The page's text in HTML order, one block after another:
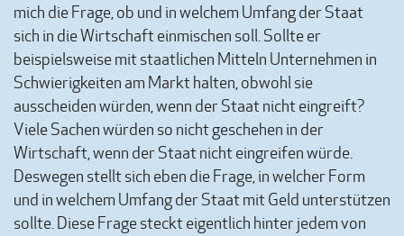
mich die Frage, ob und in welchem Umfang der Staat
sich in die Wirtschaft einmischen soll. Sollte er
beispielsweise mit staatlichen Mitteln Unternehmen in
Schwierigkeiten am Markt halten, obwohl sie
ausscheiden würden, wenn der Staat nicht eingreift?
Viele Sachen würden so nicht geschehen in der
Wirtschaft, wenn der Staat nicht eingreifen würde.
Deswegen stellt sich eben die Frage, in welcher Form
und in welchem Umfang der Staat mit Geld unterstützen
sollte. Diese Frage steckt eigentlich hinter jedem von